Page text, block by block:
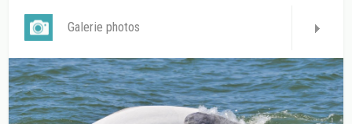
Galerie photos